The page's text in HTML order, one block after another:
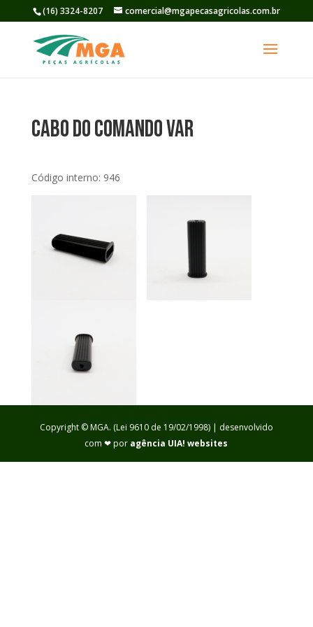
(16) 3324-8207 comercial@mgapecasagricolas.com.br
Cabo Do Comando Var
Código interno: 946
Copyright © MGA. (Lei 9610 de 19/02/1998) | desenvolvido
com ❤ por agência UIA! websites